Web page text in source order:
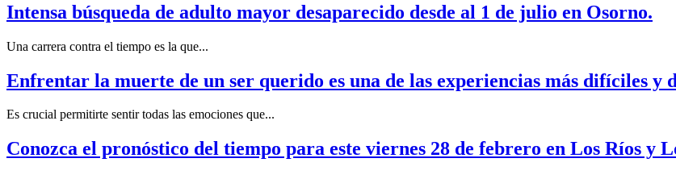
Intensa búsqueda de adulto mayor desaparecido desde al 1 de julio en Osorno.
Una carrera contra el tiempo es la que...
Enfrentar la muerte de un ser querido es una de las experiencias más difíciles y
Es crucial permitirte sentir todas las emociones que...
Conozca el pronóstico del tiempo para este viernes 28 de febrero en Los Ríos y